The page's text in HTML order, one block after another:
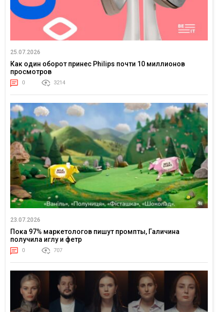
25.07.2026
Как один оборот принес Philips почти 10 миллионов
просмотров
0 3214
23.07.2026
Пока 97% маркетологов пишут промпты, Галичина
получила иглу и фетр
0 707